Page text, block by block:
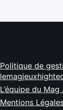
Politique de
L’équipe du
Mentions